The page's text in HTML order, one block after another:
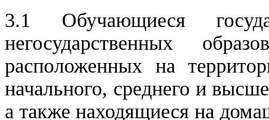
3.1 Обучающиеся
негосударственных
расположенных на
начального, среднего и
а также находящиеся на